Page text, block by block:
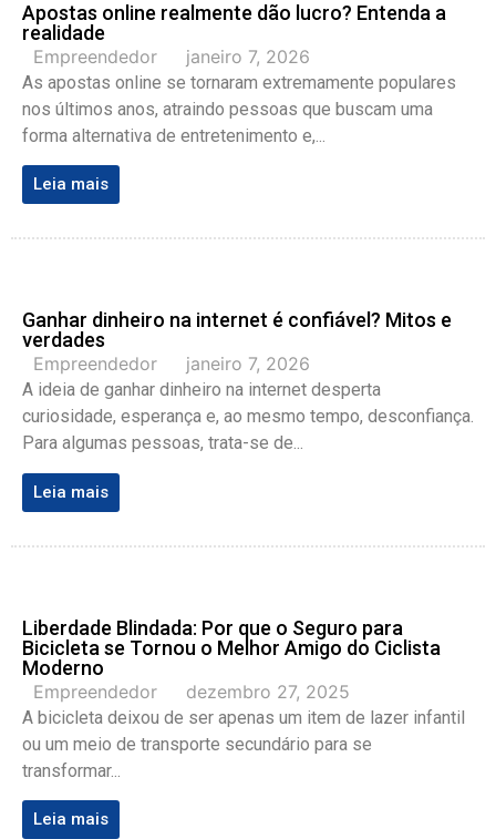
Apostas online realmente dão lucro? Entenda a
realidade
Empreendedor janeiro 7, 2026
As apostas online se tornaram extremamente populares
nos últimos anos, atraindo pessoas que buscam uma
forma alternativa de entretenimento e,...
Leia mais
Ganhar dinheiro na internet é confiável? Mitos e
verdades
Empreendedor janeiro 7, 2026
A ideia de ganhar dinheiro na internet desperta
curiosidade, esperança e, ao mesmo tempo, desconfiança.
Para algumas pessoas, trata-se de...
Leia mais
Liberdade Blindada: Por que o Seguro para
Bicicleta se Tornou o Melhor Amigo do Ciclista
Moderno
Empreendedor dezembro 27, 2025
A bicicleta deixou de ser apenas um item de lazer infantil
ou um meio de transporte secundário para se
transformar...
Leia mais